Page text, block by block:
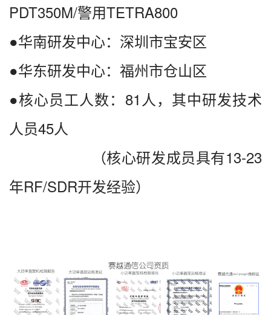
PDT350M/警用TETRA800
●华南研发中心：深圳市宝安区
●华东研发中心：福州市仓山区
●核心员工人数：81人，其中研发技术
人员45人
（核心研发成员具有13-23
年RF/SDR开发经验）